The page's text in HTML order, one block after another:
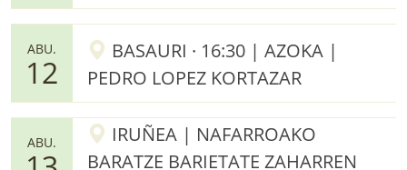
ABU.
12
BASAURI · 16:30 | AZOKA |
PEDRO LOPEZ KORTAZAR
ABU.
IRUÑEA | NAFARROAKO
BARATZE BARIETATE ZAHARREN